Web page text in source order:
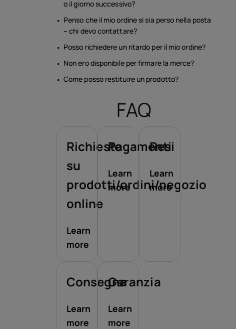
o il giorno successivo?
Penso che il mio ordine si sia perso nella posta
– chi devo contattare?
Posso richiedere un ritardo per il mio ordine?
Non ero disponibile per firmare la merce?
Come posso restituire un prodotto?
FAQ
Richieste
su
prodotti/ordini/negozio
online
Learn
more
Pagamenti
Learn
more
Resi
Learn
more
Consegna
Learn
more
Garanzia
Learn
more